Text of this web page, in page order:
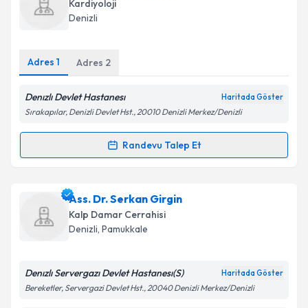
Takvim Talebini Gönder
takvim hazırlandığında e-posta ile bilgilendireceğiz.
Kişisel verilerimin işlenmesine ilişkinAydınlatma
kapsamda işlenmesini kabul ediyorum.
Kardiyoloji
Denizli
Adres 1 Adres 2
Denızlı Devlet Hastanesı Haritada Göster
Sırakapılar, Denizli Devlet Hst., 20010 Denizli Merkez/Denizli
Randevu Talep Et
Randevu Takvimi Talebi
Dr. Hidayet Göksoyiçin randevu takvimi talebi
oluşturun. Size bu uzmandan randevu almanız için bir
takvim hazırlandığında e-posta ile bilgilendireceğiz.
Ass. Dr. Serkan Girgin
Kalp Damar Cerrahisi
Denizli, Pamukkale
Denızlı Servergazı Devlet Hastanesı(S) Haritada Göster
Bereketler, Servergazi Devlet Hst., 20040 Denizli Merkez/Denizli